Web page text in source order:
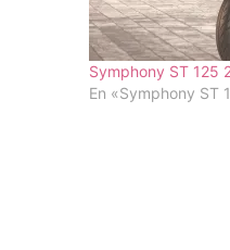
Symphony ST 125
En «Symphony ST